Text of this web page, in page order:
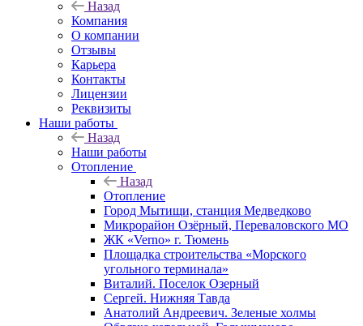
Назад
Компания
О компании
Отзывы
Карьера
Контакты
Лицензии
Реквизиты
Наши работы
Назад
Наши работы
Отопление
Назад
Отопление
Город Мытищи, станция Медведково
Микрорайон Озёрный, Переваловского МО
ЖК «Verno» г. Тюмень
Площадка строительства «Морского
угольного терминала»
Виталий. Поселок Озерный
Сергей. Нижняя Тавда
Анатолий Андреевич. Зеленые холмы